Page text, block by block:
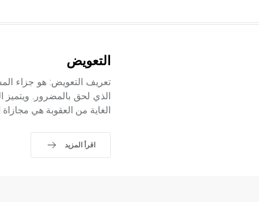
التعويض
تعريف التعويض: هو جزاء
الغاية من العقوبة هي
اقرأ المزيد